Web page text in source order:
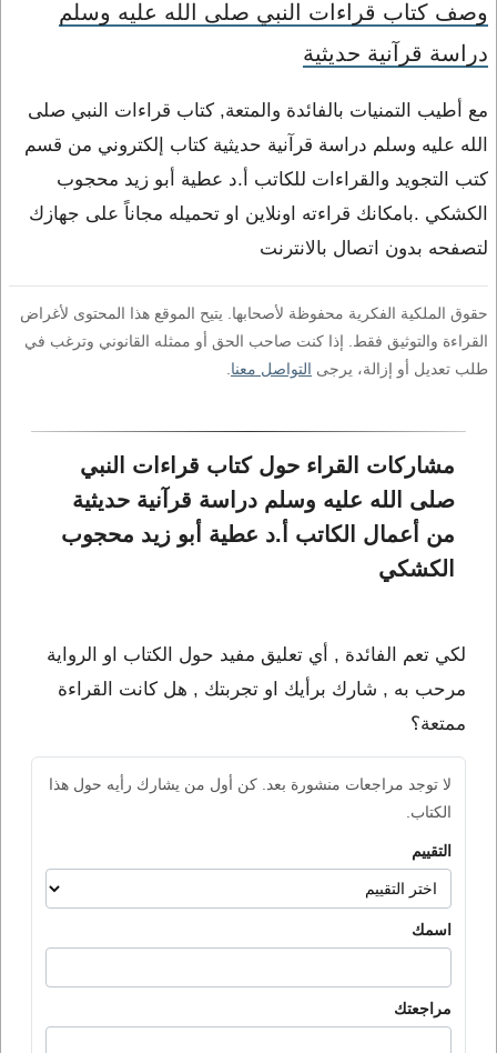
وصف كتاب قراءات النبي صلى الله عليه وسلم
دراسة قرآنية حديثية
مع أطيب التمنيات بالفائدة والمتعة, كتاب قراءات النبي صلى
الله عليه وسلم دراسة قرآنية حديثية كتاب إلكتروني من قسم
كتب التجويد والقراءات للكاتب أ.د عطية أبو زيد محجوب
الكشكي .بامكانك قراءته اونلاين او تحميله مجاناً على جهازك
لتصفحه بدون اتصال بالانترنت
حقوق الملكية الفكرية محفوظة لأصحابها. يتيح الموقع هذا المحتوى لأغراض
القراءة والتوثيق فقط. إذا كنت صاحب الحق أو ممثله القانوني وترغب في
طلب تعديل أو إزالة، يرجى التواصل معنا
مشاركات القراء حول كتاب قراءات النبي
صلى الله عليه وسلم دراسة قرآنية حديثية
من أعمال الكاتب أ.د عطية أبو زيد محجوب
الكشكي
لكي تعم الفائدة , أي تعليق مفيد حول الكتاب او الرواية
مرحب به , شارك برأيك او تجربتك , هل كانت القراءة
ممتعة؟
لا توجد مراجعات منشورة بعد. كن أول من يشارك رأيه حول هذا
الكتاب.
التقييم
اسمك
مراجعتك